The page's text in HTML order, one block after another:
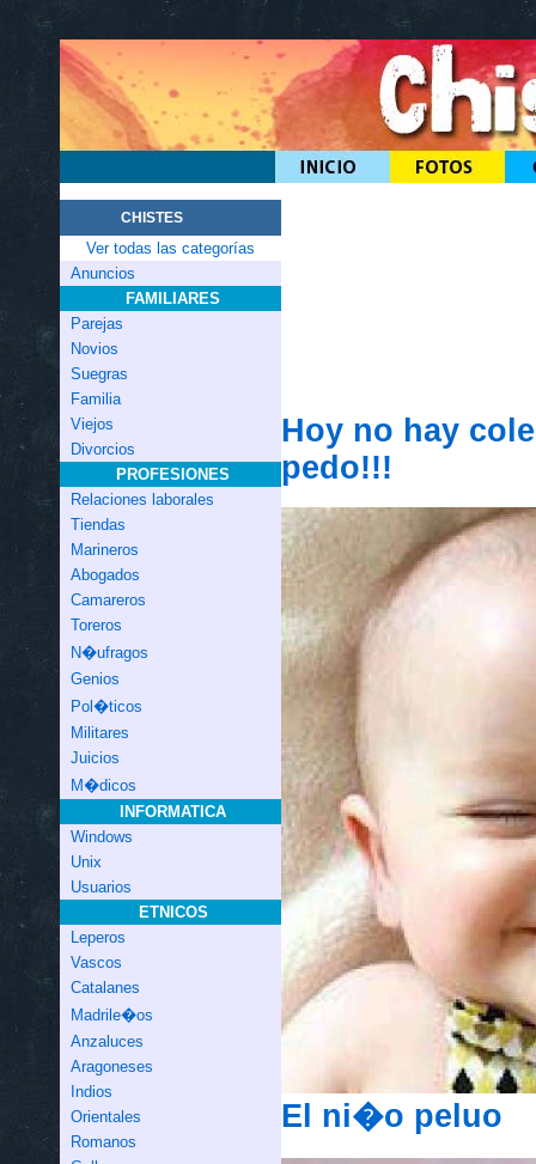
CHISTES
Ver todas las categorías
Anuncios
FAMILIARES
Parejas
Novios
Suegras
Familia
Viejos
Divorcios
PROFESIONES
Relaciones laborales
Tiendas
Marineros
Abogados
Camareros
Toreros
N�ufragos
Genios
Pol�ticos
Militares
Juicios
M�dicos
INFORMATICA
Windows
Unix
Usuarios
ETNICOS
Leperos
Vascos
Catalanes
Madrile�os
Anzaluces
Aragoneses
Indios
Orientales
Romanos
Hoy no hay
pedo!!!
El ni�o peluo